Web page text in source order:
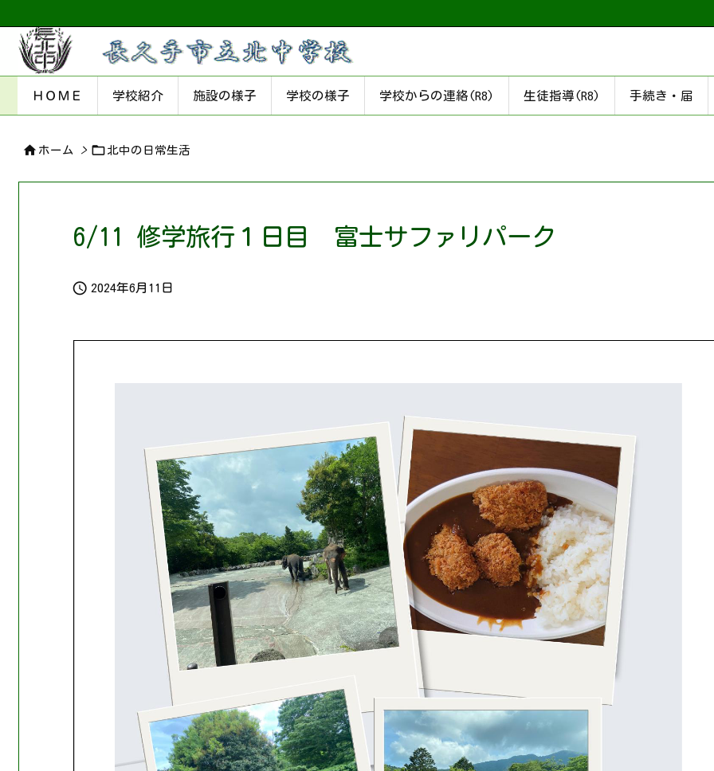
ＨＯＭＥ 学校紹介 施設の様子 学校の様子 学校からの連絡(R8) 生徒指導(R8) 手続き・届
 ホーム >  北中の日常生活
6/11 修学旅行１日目 富士サファリパーク
 2024年6月11日